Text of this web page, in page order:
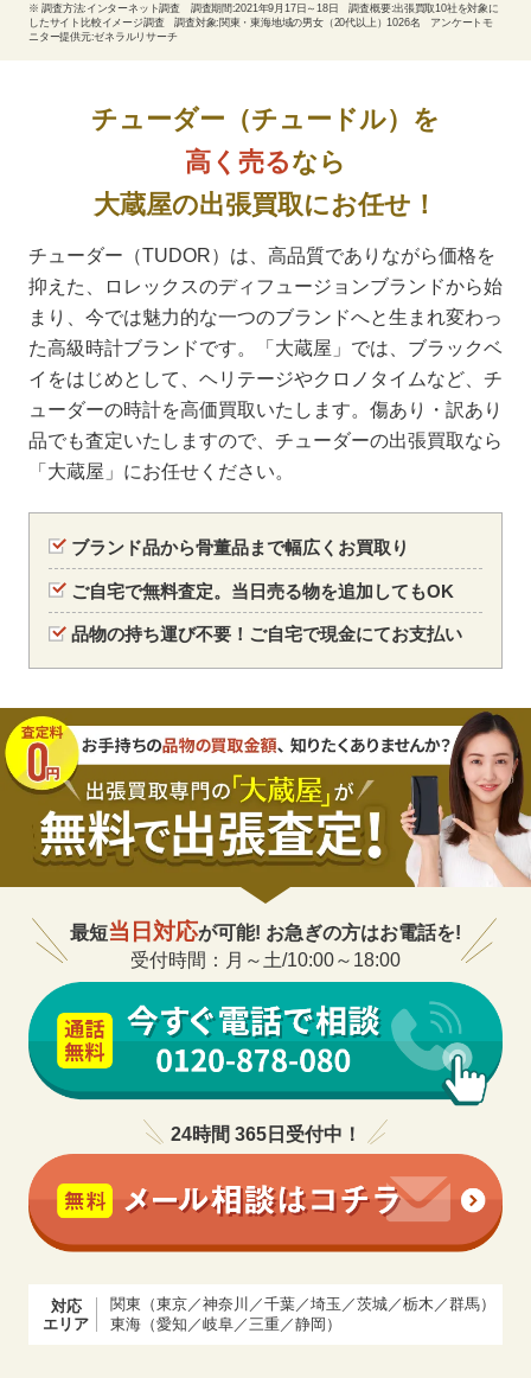
※ 調査方法:インターネット調査 調査期間:2021年9月17日～18日 調査概要:出張買取10社を対象に
したサイト比較イメージ調査 調査対象:関東・東海地域の男女（20代以上）1026名 アンケートモ
ニター提供元:ゼネラルリサーチ
チューダー（チュードル）を
高く売るなら
大蔵屋の出張買取にお任せ！
チューダー（TUDOR）は、高品質でありながら価格を
抑えた、ロレックスのディフュージョンブランドから始
まり、今では魅力的な一つのブランドへと生まれ変わっ
た高級時計ブランドです。「大蔵屋」では、ブラックベ
イをはじめとして、ヘリテージやクロノタイムなど、チ
ューダーの時計を高価買取いたします。傷あり・訳あり
品でも査定いたしますので、チューダーの出張買取なら
「大蔵屋」にお任せください。
ブランド品から骨董品まで幅広くお買取り
ご自宅で無料査定。当日売る物を追加してもOK
品物の持ち運び不要！ご自宅で現金にてお支払い
最短当日対応が可能! お急ぎの方はお電話を!
受付時間：月～土/10:00～18:00
24時間 365日受付中！
対応
エリア
関東（東京／神奈川／千葉／埼玉／茨城／栃木／群馬）
東海（愛知／岐阜／三重／静岡）